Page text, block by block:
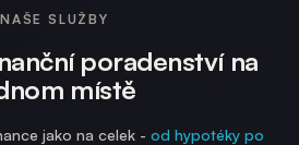
NAŠE SLUŽBY
poradenství na
místě
jako na celek - od hypotéky po